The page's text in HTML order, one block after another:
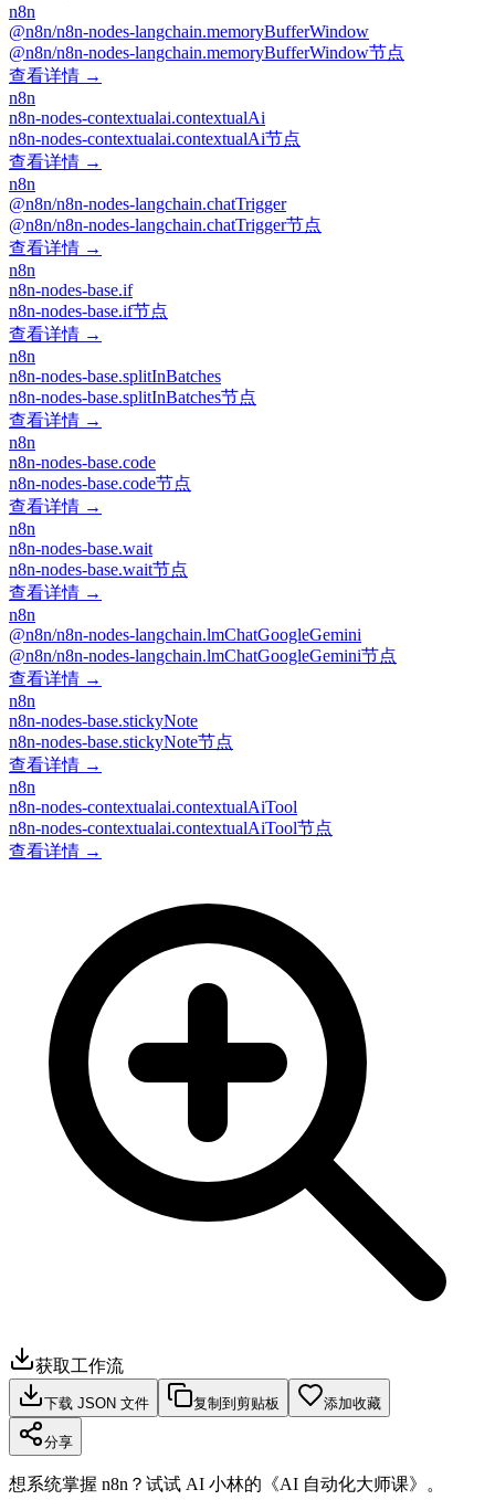
n8n
@n8n/n8n-nodes-langchain.memoryBufferWindow
@n8n/n8n-nodes-langchain.memoryBufferWindow节点
查看详情 →
n8n
n8n-nodes-contextualai.contextualAi
n8n-nodes-contextualai.contextualAi节点
查看详情 →
n8n
@n8n/n8n-nodes-langchain.chatTrigger
@n8n/n8n-nodes-langchain.chatTrigger节点
查看详情 →
n8n
n8n-nodes-base.if
n8n-nodes-base.if节点
查看详情 →
n8n
n8n-nodes-base.splitInBatches
n8n-nodes-base.splitInBatches节点
查看详情 →
n8n
n8n-nodes-base.code
n8n-nodes-base.code节点
查看详情 →
n8n
n8n-nodes-base.wait
n8n-nodes-base.wait节点
查看详情 →
n8n
@n8n/n8n-nodes-langchain.lmChatGoogleGemini
@n8n/n8n-nodes-langchain.lmChatGoogleGemini节点
查看详情 →
n8n
n8n-nodes-base.stickyNote
n8n-nodes-base.stickyNote节点
查看详情 →
n8n
n8n-nodes-contextualai.contextualAiTool
n8n-nodes-contextualai.contextualAiTool节点
查看详情 →
获取工作流
下载 JSON 文件 复制到剪贴板 添加收藏
分享
想系统掌握 n8n？试试 AI 小林的《AI 自动化大师课》。